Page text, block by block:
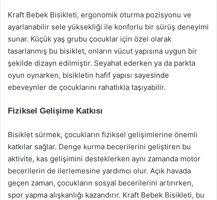
Kraft Bebek Bisikleti, ergonomik oturma pozisyonu ve
ayarlanabilir sele yüksekliği ile konforlu bir sürüş deneyimi
sunar. Küçük yaş grubu çocuklar için özel olarak
tasarlanmış bu bisiklet, onların vücut yapısına uygun bir
şekilde dizayn edilmiştir. Seyahat ederken ya da parkta
oyun oynarken, bisikletin hafif yapısı sayesinde
ebeveynler de çocuklarını rahatlıkla taşıyabilir.
Fiziksel Gelişime Katkısı
Bisiklet sürmek, çocukların fiziksel gelişimlerine önemli
katkılar sağlar. Denge kurma becerilerini geliştiren bu
aktivite, kas gelişimini desteklerken aynı zamanda motor
becerilerin de ilerlemesine yardımcı olur. Açık havada
geçen zaman, çocukların sosyal becerilerini artırırken,
spor yapma alışkanlığı kazandırır. Kraft Bebek Bisikleti, bu